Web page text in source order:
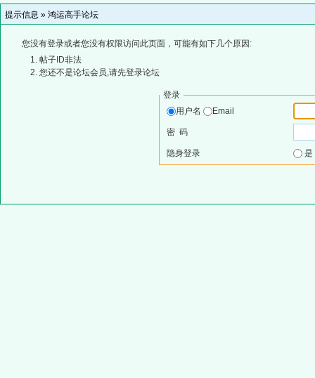
提示信息 » 鸿运高手论坛
您没有登录或者您没有权限访问此页面，可能有如下几个原因:
帖子ID非法
您还不是论坛会员,请先登录论坛
登录
用户名
Email
密 码
隐身登录